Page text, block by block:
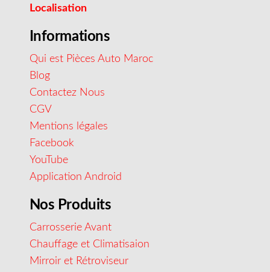
Localisation
Informations
Qui est Pièces Auto Maroc
Blog
Contactez Nous
CGV
Mentions légales
Facebook
YouTube
Application Android
Nos Produits
Carrosserie Avant
Chauffage et Climatisaion
Mirroir et Rétroviseur